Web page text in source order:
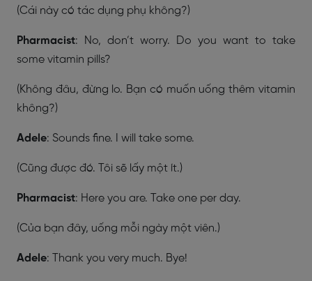
(Cái này có tác dụng phụ không?)
Pharmacist: No, don’t worry. Do you want to take
some vitamin pills?
(Không đâu, đừng lo. Bạn có muốn uống thêm vitamin
không?)
Adele: Sounds fine. I will take some.
(Cũng được đó. Tôi sẽ lấy một ít.)
Pharmacist: Here you are. Take one per day.
(Của bạn đây, uống mỗi ngày một viên.)
Adele: Thank you very much. Bye!